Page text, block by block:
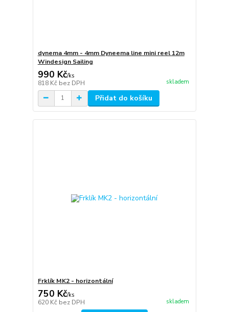
dynema 4mm - 4mm Dyneema line mini reel 12m
Windesign Sailing
990 Kč/ks
818 Kč bez DPH skladem
Přidat do košíku
Frklík MK2 - horizontální
750 Kč/ks
620 Kč bez DPH skladem